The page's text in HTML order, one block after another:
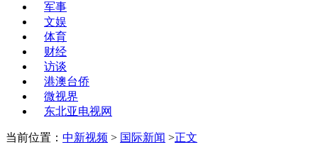
军事
文娱
体育
财经
访谈
港澳台侨
微视界
东北亚电视网
当前位置： 中新视频 > 国际新闻 >正文